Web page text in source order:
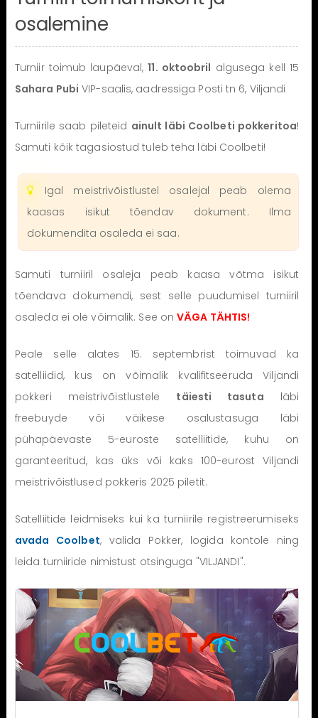
osalemine
Turniir toimub laupäeval,11. oktoobril algusega kell 15
Sahara Pubi VIP-saalis, aadressiga Posti tn 6, Viljandi
Turniirile saab pileteid ainult läbi Coolbeti pokkeritoa!
Samuti kõik tagasiostud tuleb teha läbi Coolbeti!
Igal meistrivõistlustel osalejal peab olema
kaasas isikut tõendav dokument. Ilma
dokumendita osaleda ei saa.
Samuti turniiril osaleja peab kaasa võtma isikut
tõendava dokumendi, sest selle puudumisel turniiril
osaleda ei ole võimalik. See onVÄGA TÄHTIS!
Peale selle alates 15. septembrist toimuvad ka
satelliidid, kus on võimalik kvalifitseeruda Viljandi
pokkeri meistrivõistlustele täiesti tasuta läbi
freebuyde või väikese osalustasuga läbi
pühapäevaste 5-euroste satelliitide, kuhu on
garanteeritud, kas üks või kaks 100-eurost Viljandi
meistrivõistlused pokkeris 2025 piletit.
Satelliitide leidmiseks kui ka turniirile registreerumiseks
avada Coolbet, valida Pokker, logida kontole ning
leida turniiride nimistust otsinguga "VILJANDI".